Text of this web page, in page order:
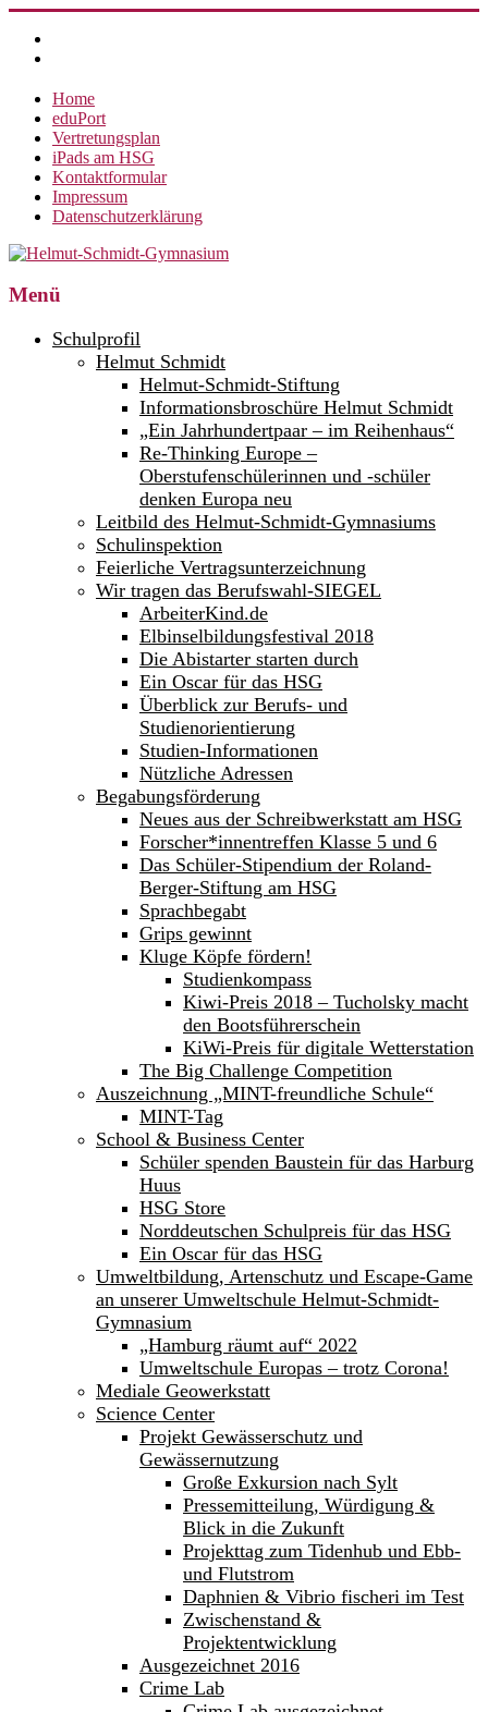
Inhalt
springen
Home
eduPort
Vertretungsplan
iPads am HSG
Kontaktformular
Impressum
Datenschutzerklärung
Helmut-
Gymnasium
Menü
Schulprofil
Helmut Schmidt
Helmut-Schmidt-Stiftung
Informationsbroschüre Helmut Schmidt
„Ein Jahrhundertpaar – im Reihenhaus“
Re-Thinking Europe –
Oberstufenschülerinnen und -schüler
denken Europa neu
Leitbild des Helmut-Schmidt-Gymnasiums
Schulinspektion
Feierliche Vertragsunterzeichnung
Wir tragen das Berufswahl-SIEGEL
ArbeiterKind.de
Elbinselbildungsfestival 2018
Die Abistarter starten durch
Ein Oscar für das HSG
Überblick zur Berufs- und
Studienorientierung
Studien-Informationen
Nützliche Adressen
Begabungsförderung
Neues aus der Schreibwerkstatt am HSG
Forscher*innentreffen Klasse 5 und 6
Das Schüler-Stipendium der Roland-
Berger-Stiftung am HSG
Sprachbegabt
Grips gewinnt
Kluge Köpfe fördern!
Studienkompass
Kiwi-Preis 2018 – Tucholsky macht
den Bootsführerschein
KiWi-Preis für digitale Wetterstation
The Big Challenge Competition
Auszeichnung „MINT-freundliche Schule“
MINT-Tag
School & Business Center
Schüler spenden Baustein für das Harburg
Huus
HSG Store
Norddeutschen Schulpreis für das HSG
Ein Oscar für das HSG
Umweltbildung, Artenschutz und Escape-Game
an unserer Umweltschule Helmut-Schmidt-
Gymnasium
„Hamburg räumt auf“ 2022
Umweltschule Europas – trotz Corona!
Mediale Geowerkstatt
Science Center
Projekt Gewässerschutz und
Gewässernutzung
Große Exkursion nach Sylt
Pressemitteilung, Würdigung &
Blick in die Zukunft
Projekttag zum Tidenhub und Ebb-
und Flutstrom
Daphnien & Vibrio fischeri im Test
Zwischenstand &
Projektentwicklung
Ausgezeichnet 2016
Crime Lab